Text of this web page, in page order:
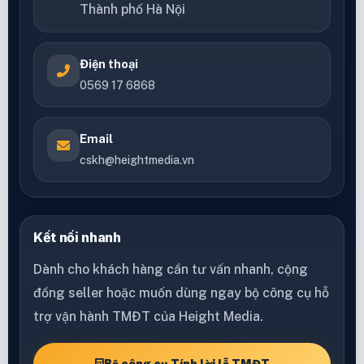
Thành phố Hà Nội
Điện thoại
0569 17 6868
Email
cskh@heightmedia.vn
Kết nối nhanh
Dành cho khách hàng cần tư vấn nhanh, cộng
đồng seller hoặc muốn dùng ngay bộ công cụ hỗ
trợ vận hành TMĐT của Height Media.